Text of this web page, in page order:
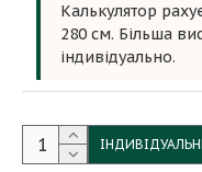
Калькулятор
280 см. Більша
індивідуально.